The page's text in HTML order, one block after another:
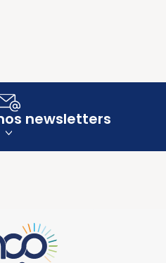
newsletters